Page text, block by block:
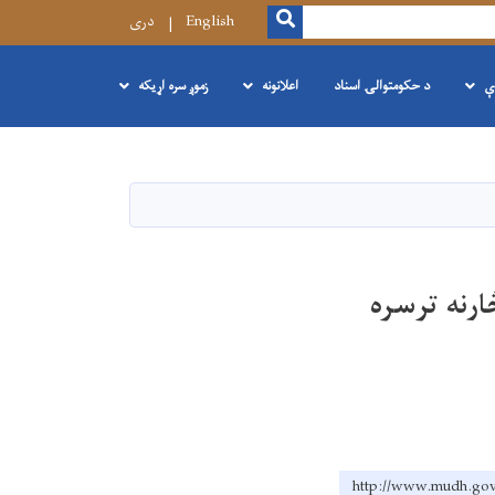
SEARCH
English دری
د حکومتوالۍ اسناد اعلانونه زموږ سره اړیکه
ترسره
http://